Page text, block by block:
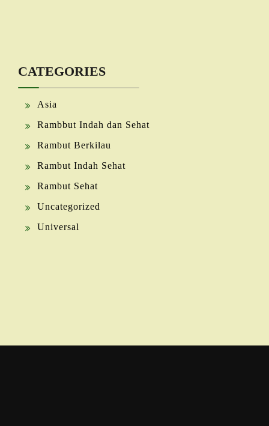
CATEGORIES
Asia
Rambbut Indah dan Sehat
Rambut Berkilau
Rambut Indah Sehat
Rambut Sehat
Uncategorized
Universal